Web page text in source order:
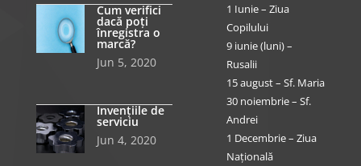
Cum verifici
dacă poți
înregistra o
marcă?
Jun 5, 2020
Invențiile de
serviciu
Jun 4, 2020
1 Iunie – Ziua
Copilului
9 iunie (luni) –
Rusalii
15 august – Sf. Maria
30 noiembrie – Sf.
Andrei
1 Decembrie – Ziua
Națională